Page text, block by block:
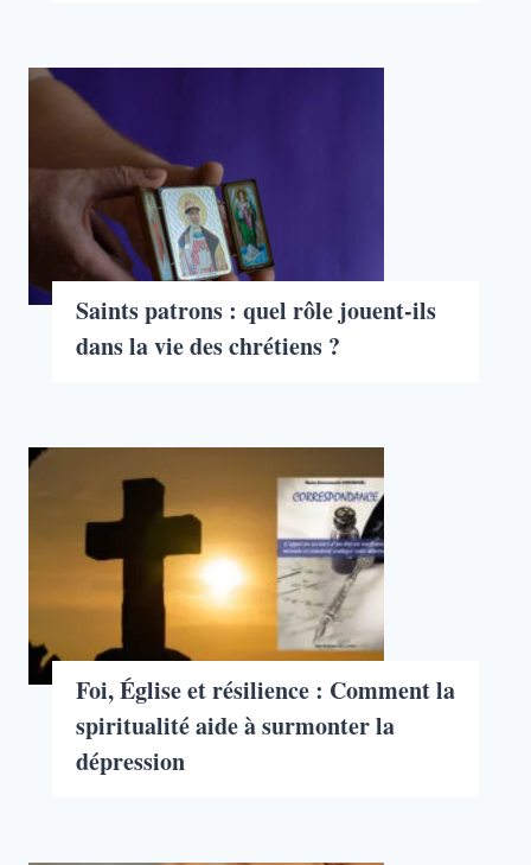
Saints patrons : quel rôle jouent-ils
dans la vie des chrétiens ?
Foi, Église et résilience : Comment la
spiritualité aide à surmonter la
dépression